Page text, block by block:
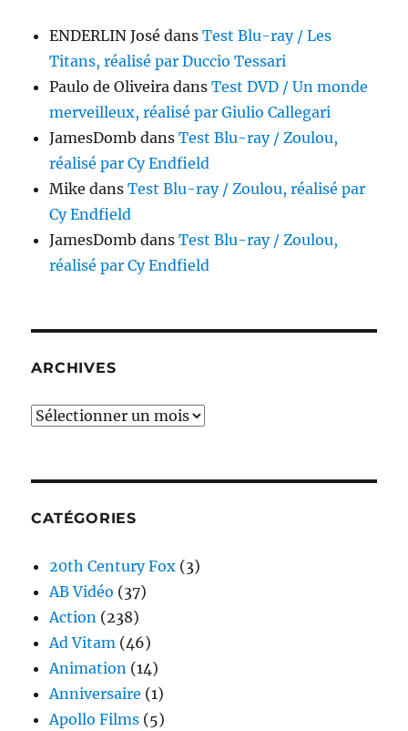
ENDERLIN José dansTest Blu-ray / Les
Titans, réalisé par Duccio Tessari
Paulo de Oliveira dansTest DVD / Un monde
merveilleux, réalisé par Giulio Callegari
JamesDomb dansTest Blu-ray / Zoulou,
réalisé par Cy Endfield
Mike dansTest Blu-ray / Zoulou, réalisé par
Cy Endfield
JamesDomb dansTest Blu-ray / Zoulou,
réalisé par Cy Endfield
ARCHIVES
Archives
CATÉGORIES
20th Century Fox (3)
AB Vidéo (37)
Action (238)
Ad Vitam (46)
Animation (14)
Anniversaire (1)
Apollo Films (5)